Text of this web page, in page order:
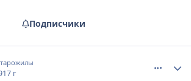
Подписчики
17 г